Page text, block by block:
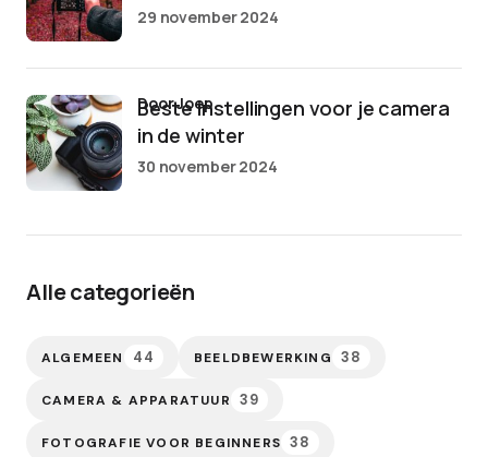
29 november 2024
Beste instellingen voor je camera
in de winter
door Joep
30 november 2024
Alle categorieën
ALGEMEEN 44 BEELDBEWERKING 38
CAMERA & APPARATUUR 39
FOTOGRAFIE VOOR BEGINNERS 38